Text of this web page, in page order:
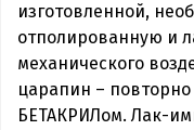
изготовленной,
отполированную и
механического
царапин – повторно
БЕТАКРИЛом. Лак-